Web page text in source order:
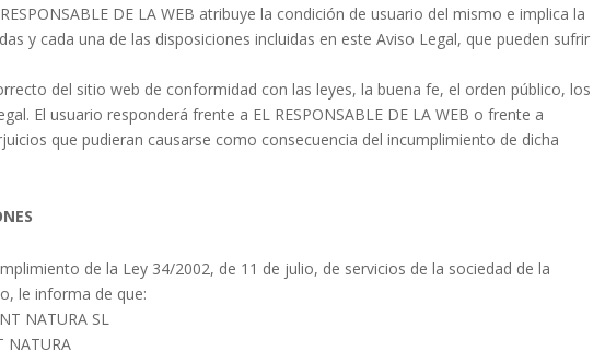
DE LA WEB atribuye la condición de usuario del mismo e implica la
y cada una de las disposiciones incluidas en este Aviso Legal, que pueden sufrir
del sitio web de conformidad con las leyes, la buena fe, el orden público, los
El usuario responderá frente a EL RESPONSABLE DE LA WEB o frente a
que pudieran causarse como consecuencia del incumplimiento de dicha
de la Ley 34/2002, de 11 de julio, de servicios de la sociedad de la
le informa de que:
NATURA SL
NATURA